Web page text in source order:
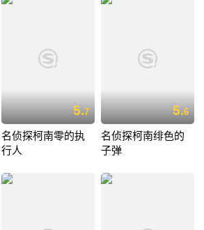
5.7
名侦探柯南零的执
行人
5.6
名侦探柯南绯色的
子弹